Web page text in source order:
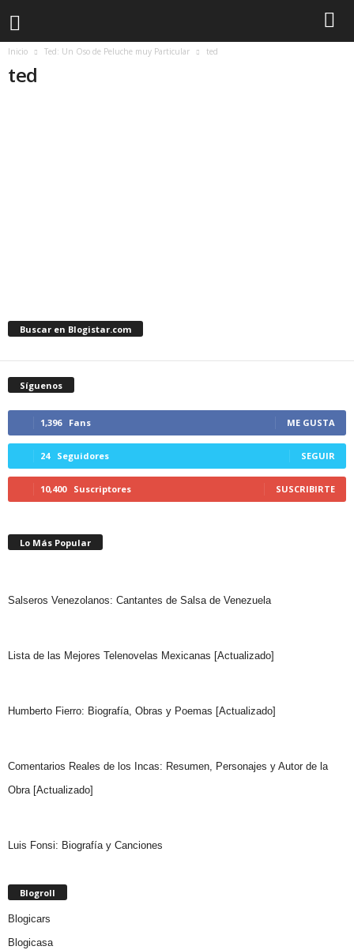
Inicio Ted: Un Oso de Peluche muy Particular ted
ted
Buscar en Blogistar.com
Síguenos
1,396 Fans ME GUSTA
24 Seguidores SEGUIR
10,400 Suscriptores SUSCRIBIRTE
Lo Más Popular
Salseros Venezolanos: Cantantes de Salsa de Venezuela
Lista de las Mejores Telenovelas Mexicanas [Actualizado]
Humberto Fierro: Biografía, Obras y Poemas [Actualizado]
Comentarios Reales de los Incas: Resumen, Personajes y Autor de la
Obra [Actualizado]
Luis Fonsi: Biografía y Canciones
Blogroll
Blogicars
Blogicasa